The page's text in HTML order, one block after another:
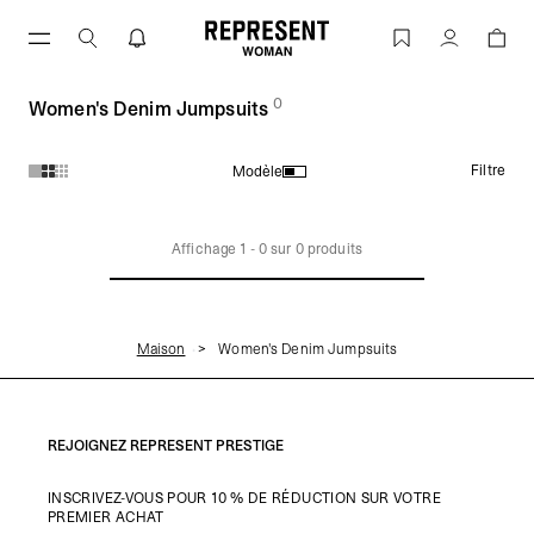
Women's Denim Jumpsuits | REPRESENTCompte
Women's Denim Jumpsuits(0des produits)
Modèle Filtre
Affichage 1 -0sur 0produits
Maison Women's Denim Jumpsuits
REJOIGNEZ REPRESENT PRESTIGE
INSCRIVEZ-VOUS POUR 10 % DE RÉDUCTION SUR VOTRE
PREMIER ACHAT